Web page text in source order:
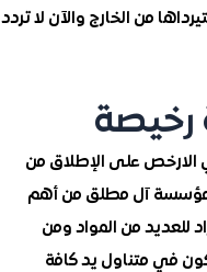
من الخارج والآن لا تردد
رخيصة
الارخص على الإطلاق من
مؤسسة آل مطلق من أهم
للعديد من المواد ومن
في متناول يد كافة